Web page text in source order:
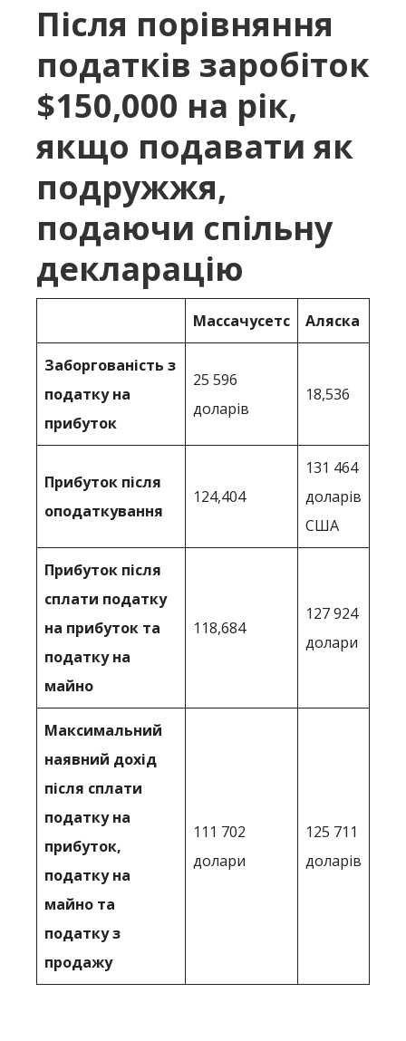
Після порівняння
податків заробіток
$150,000 на рік,
якщо подавати як
подружжя,
подаючи спільну
декларацію
Массачусетс Аляска
Заборгованість з
податку на
прибуток
25 596
доларів
18,536
Прибуток після
оподаткування
124,404
131 464
доларів
США
Прибуток після
сплати податку
на прибуток та
податку на
майно
118,684
127 924
долари
Максимальний
наявний дохід
після сплати
податку на
прибуток,
податку на
майно та
податку з
продажу
111 702
долари
125 711
доларів